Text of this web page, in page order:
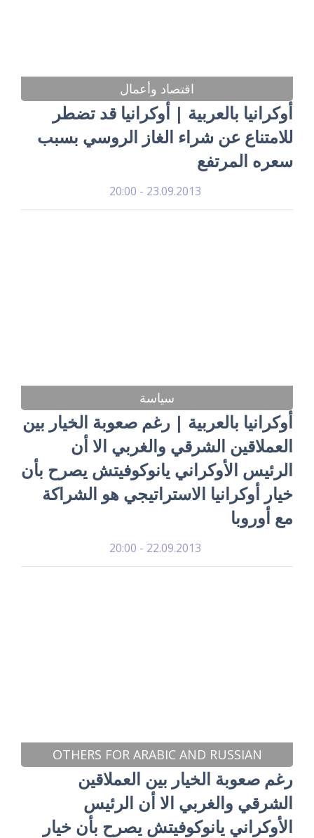
اقتصاد وأعمال
أوكرانيا بالعربية | أوكرانيا قد تضطر
للامتناع عن شراء الغاز الروسي بسبب
سعره المرتفع
23.09.2013 - 20:00
سياسة
أوكرانيا بالعربية | رغم صعوبة الخيار بين
العملاقين الشرقي والغربي الا أن
الرئيس الأوكراني يانوكوفيتش يصرح بأن
خيار أوكرانيا الاستراتيجي هو الشراكة
مع أوروبا
22.09.2013 - 20:00
OTHERS FOR ARABIC AND RUSSIAN
رغم صعوبة الخيار بين العملاقين
الشرقي والغربي الا أن الرئيس
الأوكراني يانوكوفيتش يصرح بأن خيار